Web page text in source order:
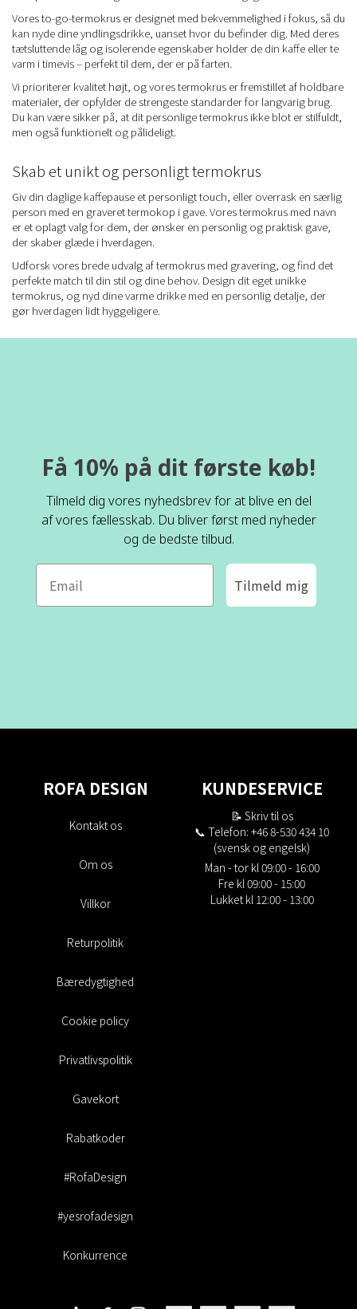
Vores to-go-termokrus er designet med bekvemmelighed i fokus, så du
kan nyde dine yndlingsdrikke, uanset hvor du befinder dig. Med deres
tætsluttende låg og isolerende egenskaber holder de din kaffe eller te
varm i timevis – perfekt til dem, der er på farten.
Vi prioriterer kvalitet højt, og vores termokrus er fremstillet af holdbare
materialer, der opfylder de strengeste standarder for langvarig brug.
Du kan være sikker på, at dit personlige termokrus ikke blot er stilfuldt,
men også funktionelt og pålideligt.
Skab et unikt og personligt termokrus
Giv din daglige kaffepause et personligt touch, eller overrask en særlig
person med en graveret termokop i gave. Vores termokrus med navn
er et oplagt valg for dem, der ønsker en personlig og praktisk gave,
der skaber glæde i hverdagen.
Udforsk vores brede udvalg af termokrus med gravering, og find det
perfekte match til din stil og dine behov. Design dit eget unikke
termokrus, og nyd dine varme drikke med en personlig detalje, der
gør hverdagen lidt hyggeligere.
Få 10% på dit første køb!
Tilmeld dig vores nyhedsbrev for at blive en del
af vores fællesskab. Du bliver først med nyheder
og de bedste tilbud.
Tilmeld mig
ROFA DESIGN
Kontakt os
Om os
Villkor
Returpolitik
Bæredygtighed
Cookie policy
Privatlivspolitik
Gavekort
Rabatkoder
#RofaDesign
#yesrofadesign
Konkurrence
KUNDESERVICE
📝 Skriv til os
📞 Telefon: +46 8-530 434 10
(svensk og engelsk)
Man - tor kl 09:00 - 16:00
Fre kl 09:00 - 15:00
Lukket kl 12:00 - 13:00